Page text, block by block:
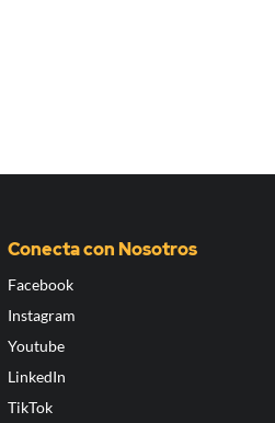
Conecta con Nosotros
Facebook
Instagram
Youtube
LinkedIn
TikTok